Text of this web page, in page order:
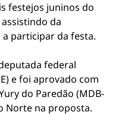
festejos juninos do
da
participar da festa.
federal
e foi aprovado com
do Paredão (MDB-
Norte na proposta.